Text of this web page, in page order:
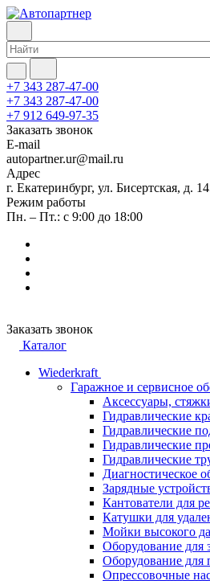
+7 343 287-47-00
+7 343 287-47-00
+7 912 649-97-35
Заказать звонок
E-mail
autopartner.ur@mail.ru
Адрес
г. Екатеринбург, ул. Бисертская, д.
Режим работы
Пн. – Пт.: с 9:00 до 18:00
Заказать звонок
Каталог
Wiederkraft
Гаражное и сервисное
Аксессуары,
Гидравлические
Гидравлические
Гидравлические
Гидравлические
Диагностическое
Зарядные
Кантователи для
Катушки для
Мойки высокого
Оборудование для
Оборудование
Опрессовочные